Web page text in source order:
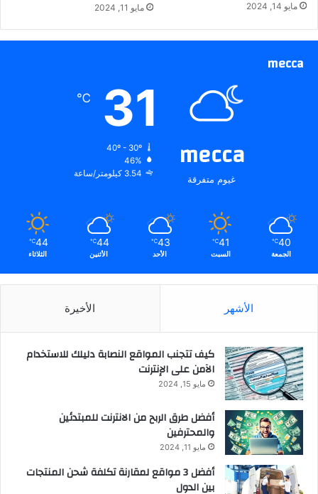
مايو 14, 2024 مايو 11, 2024
mecca
mecca
غيوم متفرقة
31
℃
40º - 30º
46%
3.54 كيلومتر/ساعة
40
℃
الجمعة
41
℃
السبت
43
℃
الأحد
44
℃
الأثنين
44
℃
الثلاثاء
الأشهر الأخيرة
كيف تتجنب المواقع النصابة دليلك للاستخدام
الآمن على الإنترنت
مايو 15, 2024
أفضل طرق الربح من الانترنت للمبتدئين
والمحترفين
مايو 11, 2024
أفضل 3 مواقع لمقارنة تكلفة شحن المنتجات
بين الدول